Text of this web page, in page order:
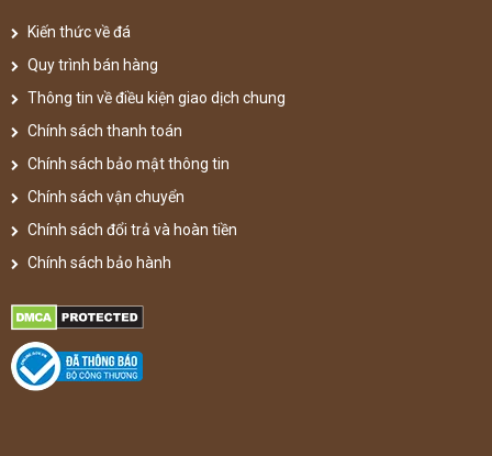
Kiến thức về đá
Quy trình bán hàng
Thông tin về điều kiện giao dịch chung
Chính sách thanh toán
Chính sách bảo mật thông tin
Chính sách vận chuyển
Chính sách đổi trả và hoàn tiền
Chính sách bảo hành